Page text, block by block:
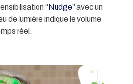
“Nudge” avec un
de lumière indique le volume
réel.